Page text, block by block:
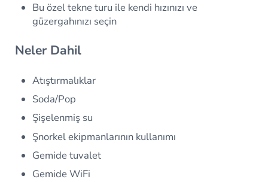
Bu özel tekne turu ile kendi hızınızı ve
güzergahınızı seçin
Neler Dahil
Atıştırmalıklar
Soda/Pop
Şişelenmiş su
Şnorkel ekipmanlarının kullanımı
Gemide tuvalet
Gemide WiFi